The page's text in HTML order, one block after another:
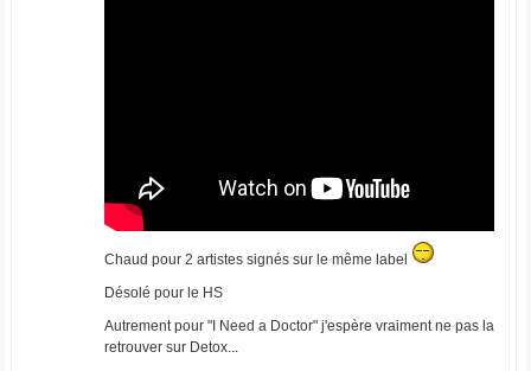
Chaud pour 2 artistes signés sur le même label
Désolé pour le HS
Autrement pour "I Need a Doctor" j'espère vraiment ne pas la
retrouver sur Detox...